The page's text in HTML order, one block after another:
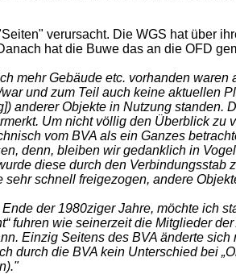
verursacht. Die WGS hat über
hat die Buwe das an die OFD
mehr Gebäude etc. vorhanden
und zum Teil auch keine aktuellen
anderer Objekte in Nutzung
Um nicht völlig den Überblick
vom BVA als ein Ganzes
denn, bleiben wir gedanklich in
diese durch den
schnell freigezogen, andere
der 1980ziger Jahre, möchte ich
fuhren wie seinerzeit die Mitglieder
Einzig Seitens des BVA änderte
die BVA kein Unterschied bei